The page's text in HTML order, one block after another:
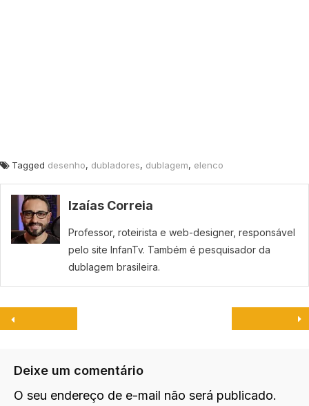
Tagged desenho, dubladores, dublagem, elenco
Izaías Correia
Professor, roteirista e web-designer, responsável
pelo site InfanTv. Também é pesquisador da
dublagem brasileira.
Deixe um comentário
O seu endereço de e-mail não será publicado.